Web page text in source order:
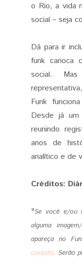
o Rio, a vida
social – seja
Dá para ir
funk carioca
social.
Funk
Desde já
reunindo
anos de
analítico e de
Créditos:
"Se você e/ou
alguma
apareça no
contato. Serão